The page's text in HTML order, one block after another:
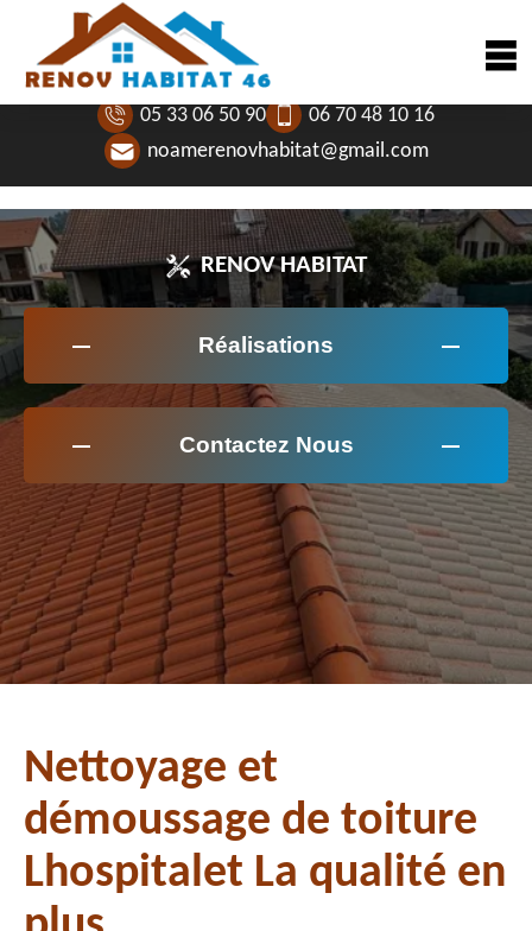
05 33 06 50 90
06 70 48 10 16
noamerenovhabitat@gmail.com
RENOV HABITAT
Réalisations
Contactez Nous
Nettoyage et
démoussage de toiture
Lhospitalet La qualité en